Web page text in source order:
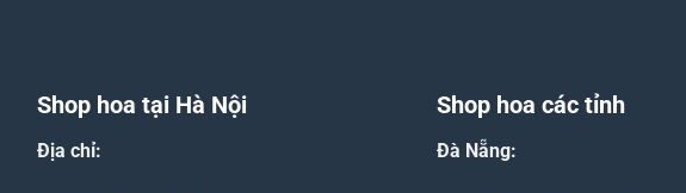
Shop hoa tại Hà Nội
Địa chỉ:
Shop hoa các tỉnh
Đà Nẵng: